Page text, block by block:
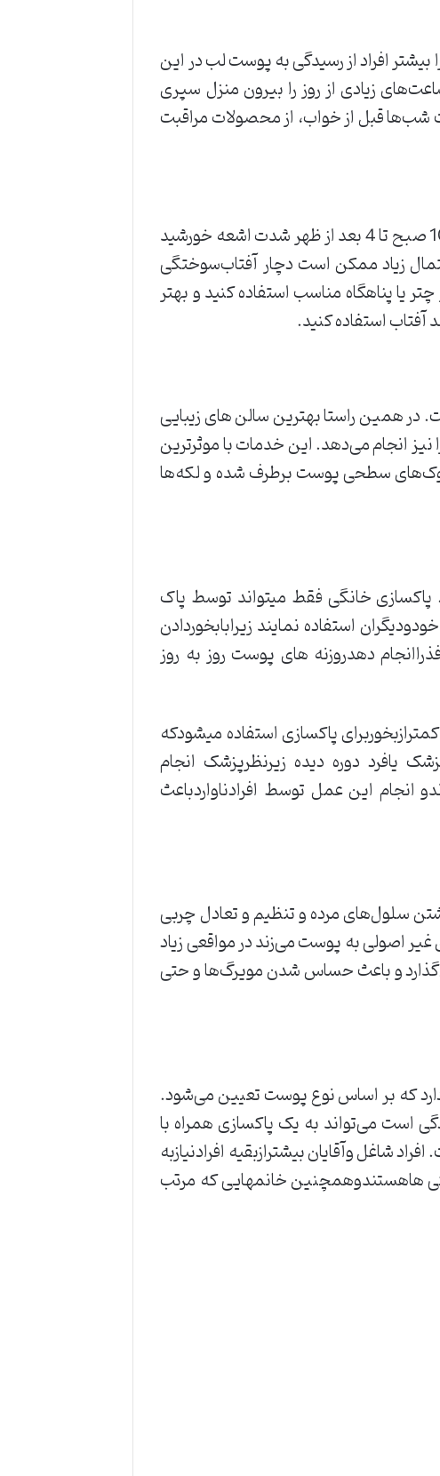
افراد از رسیدگی به پوست لب در این
زیادی از روز را بیرون منزل سپری
قبل از خواب، از محصولات مراقبت
ساعات خاصی در روز شدت آفتاب، شدیدتر است و بیشترین اشعه را دارد. معمولاً بین ساعت 10 صبح تا 4 بعد از ظهر شدت اشعه خورشید
زیاد ممکن است دچار آفتاب‌سوختگی
یا پناهگاه مناسب استفاده کنید و بهتر
در همین راستا بهترین سالن های زیبایی
انجام می‌دهد. این خدمات با موثرترین
سطحی پوست برطرف شده و لکه‌ها
خانگی فقط میتواند توسط پاک
استفاده نمایند زیرابابخوردادن
دهدروزنه های پوست روز به روز
پاکسازی استفاده میشودکه
یافرد دوره دیده زیرنظرپزشک انجام
انجام این عمل توسط افرادناواردباعث
سلول‌های مرده و تنظیم و تعادل چربی
اصولی به پوست می‌زند در مواقعی زیاد
و باعث حساس شدن مویرگ‌ها و حتی
است؛ اما بیش از ۱۰ روش پاکسازی وجود دارد که بر اساس نوع پوست تعیین می‌شود.
است می‌تواند به یک پاکسازی همراه با
شاغل وآقایان بیشترازبقیه افرادنیازبه
هاهستندوهمچنین خانمهایی که مرتب